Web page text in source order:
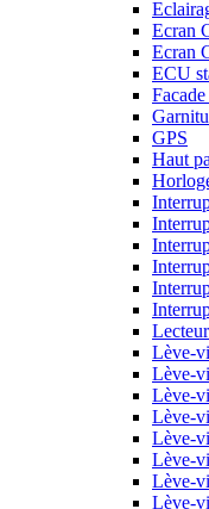
Ecran
Ecran
ECU
GPS
Haut
Lève-
Lève-
Lève-
Lève-
Lève-
Lève-
Lève-
Lève-